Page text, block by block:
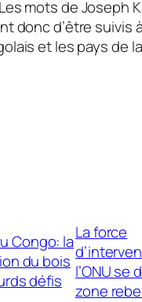
mots de Joseph
donc d’être suivis
et les pays de
Congo: la
du bois
défis
La force
l’ONU se
zone